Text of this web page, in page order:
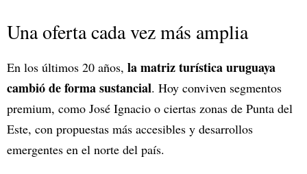
Una oferta cada vez más amplia
En los últimos 20 años, la matriz turística uruguaya
cambió de forma sustancial. Hoy conviven segmentos
premium, como José Ignacio o ciertas zonas de Punta del
Este, con propuestas más accesibles y desarrollos
emergentes en el norte del país.